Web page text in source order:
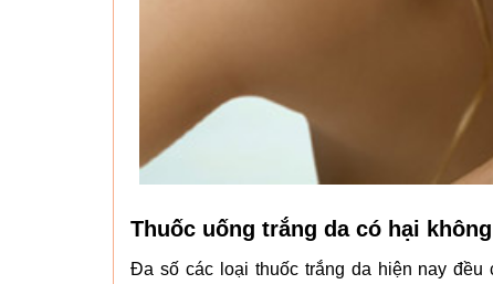
Thuốc uống trắng da có hại
Đa số các loại thuốc trắng da hiện nay